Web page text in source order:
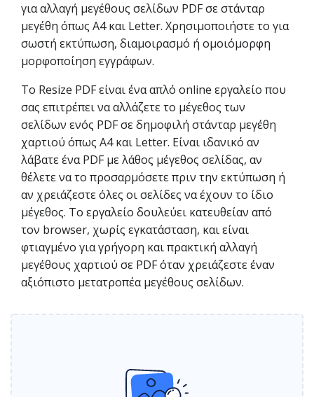
για αλλαγή μεγέθους σελίδων PDF σε στάνταρ
μεγέθη όπως A4 και Letter. Χρησιμοποιήστε το για
σωστή εκτύπωση, διαμοιρασμό ή ομοιόμορφη
μορφοποίηση εγγράφων.
Το Resize PDF είναι ένα απλό online εργαλείο που
σας επιτρέπει να αλλάζετε το μέγεθος των
σελίδων ενός PDF σε δημοφιλή στάνταρ μεγέθη
χαρτιού όπως A4 και Letter. Είναι ιδανικό αν
λάβατε ένα PDF με λάθος μέγεθος σελίδας, αν
θέλετε να το προσαρμόσετε πριν την εκτύπωση ή
αν χρειάζεστε όλες οι σελίδες να έχουν το ίδιο
μέγεθος. Το εργαλείο δουλεύει κατευθείαν από
τον browser, χωρίς εγκατάσταση, και είναι
φτιαγμένο για γρήγορη και πρακτική αλλαγή
μεγέθους χαρτιού σε PDF όταν χρειάζεστε έναν
αξιόπιστο μετατροπέα μεγέθους σελίδων.